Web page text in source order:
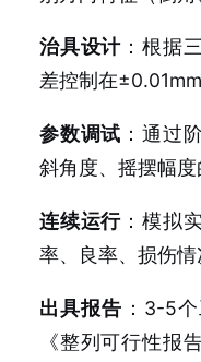
治具设计 ：根据
差控制在±0.01mm
参数调试 ：通过
斜角度、摇摆幅度
连续运行 ：模拟
率、良率、损伤情
出具报告 ：3-5
《整列可行性报